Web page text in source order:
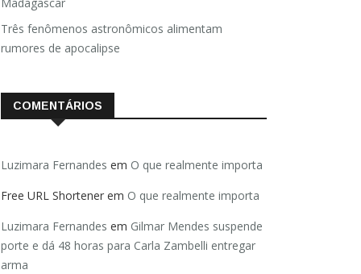
Três fenômenos astronômicos alimentam
rumores de apocalipse
COMENTÁRIOS
Luzimara Fernandes em O que realmente importa
Free URL Shortener em O que realmente importa
Luzimara Fernandes em Gilmar Mendes suspende
porte e dá 48 horas para Carla Zambelli entregar
arma